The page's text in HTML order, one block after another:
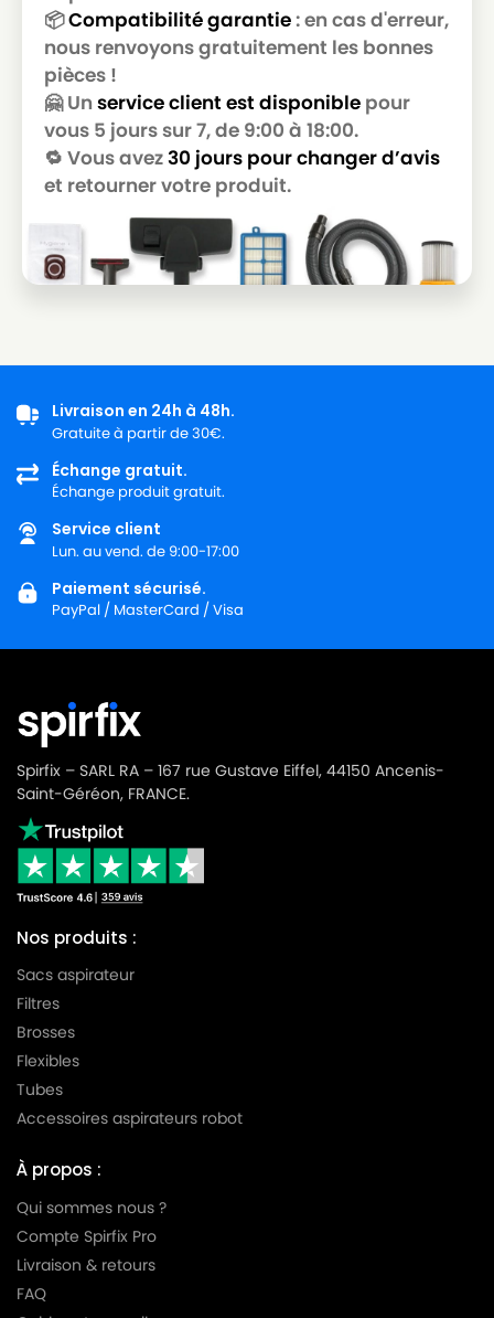
📦Compatibilité garantie: en cas d'erreur,
nous renvoyons gratuitement les bonnes
pièces !
🤗 Un service client est disponible pour
vous 5 jours sur 7, de 9:00 à 18:00.
🔁 Vous avez30 jours pour changer d’avis
et retourner votre produit.
Livraison en 24h à 48h.
Gratuite à partir de 30€.
Échange gratuit.
Échange produit gratuit.
Service client
Lun. au vend. de 9:00-17:00
Paiement sécurisé.
PayPal / MasterCard / Visa
Spirfix – SARL RA – 167 rue Gustave Eiffel, 44150 Ancenis-
Saint-Géréon, FRANCE.
Nos produits :
Sacs aspirateur
Filtres
Brosses
Flexibles
Tubes
Accessoires aspirateurs robot
À propos :
Qui sommes nous ?
Compte Spirfix Pro
Livraison & retours
FAQ